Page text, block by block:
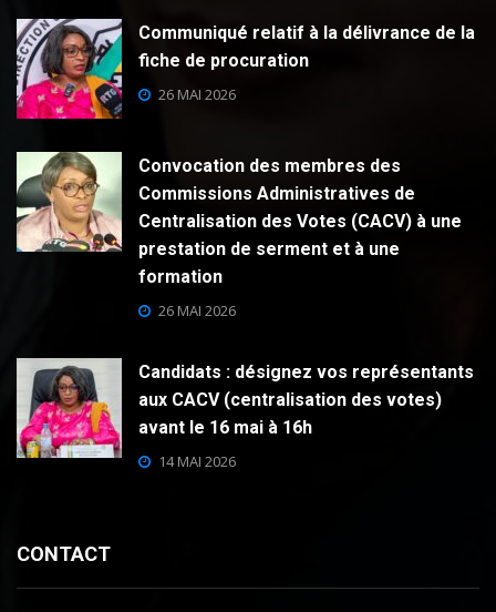
Communiqué relatif à la délivrance de la
fiche de procuration
26 MAI 2026
Convocation des membres des
Commissions Administratives de
Centralisation des Votes (CACV) à une
prestation de serment et à une
formation
26 MAI 2026
Candidats : désignez vos représentants
aux CACV (centralisation des votes)
avant le 16 mai à 16h
14 MAI 2026
CONTACT